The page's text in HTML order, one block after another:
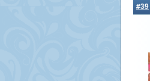
#39